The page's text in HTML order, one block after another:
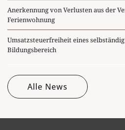
Anerkennung von Verlusten aus der
Ferienwohnung
Umsatzsteuerfreiheit eines
Bildungsbereich
Alle News